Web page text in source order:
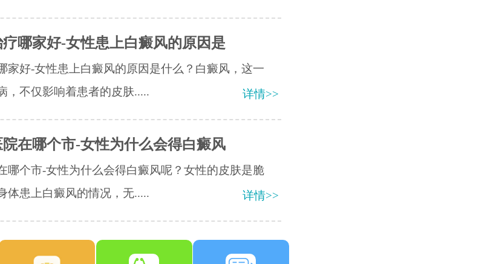
哪家好-女性患上白癜风的原因是
家好-女性患上白癜风的原因是什么？白癜风，这一
，不仅影响着患者的皮肤.....
详情>>
在哪个市-女性为什么会得白癜风
哪个市-女性为什么会得白癜风呢？女性的皮肤是脆
体患上白癜风的情况，无.....
详情>>